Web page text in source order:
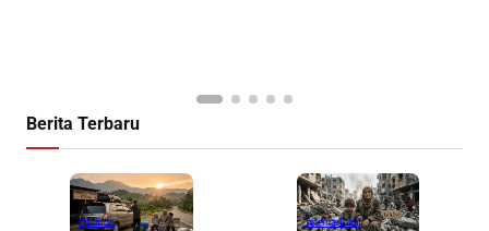
Berita Terbaru
Opinion Internasional